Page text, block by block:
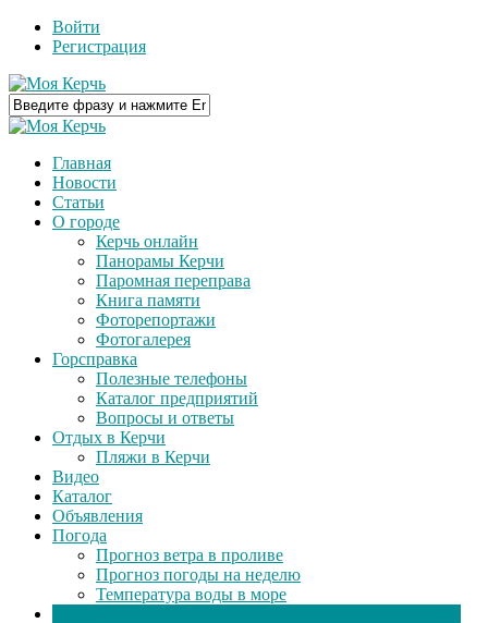
Войти
Регистрация
Главная
Новости
Статьи
О городе
Керчь онлайн
Панорамы Керчи
Паромная переправа
Книга памяти
Фоторепортажи
Фотогалерея
Горсправка
Полезные телефоны
Каталог предприятий
Вопросы и ответы
Отдых в Керчи
Пляжи в Керчи
Видео
Каталог
Объявления
Погода
Прогноз ветра в проливе
Прогноз погоды на неделю
Температура воды в море